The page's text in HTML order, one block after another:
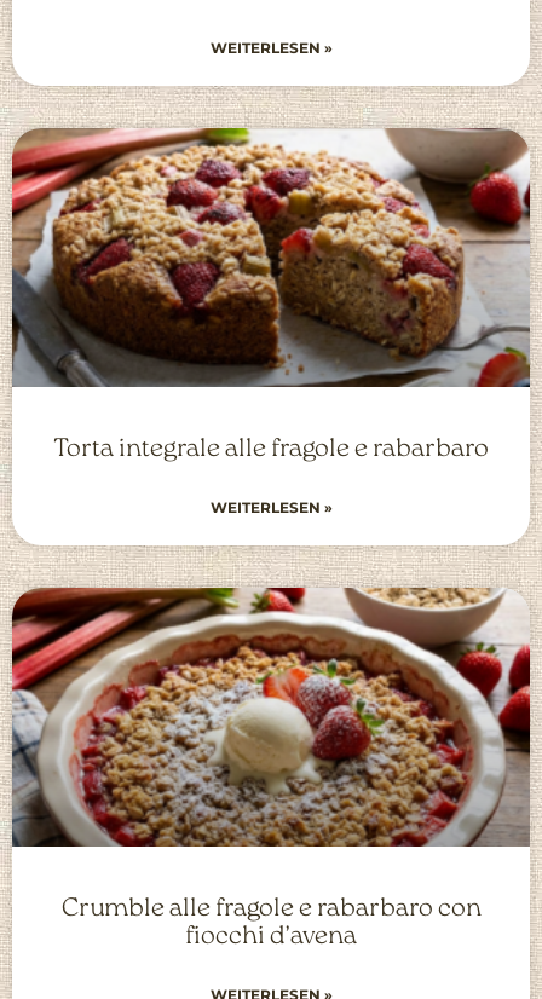
WEITERLESEN »
Torta integrale alle fragole e rabarbaro
WEITERLESEN »
Crumble alle fragole e rabarbaro con
fiocchi d’avena
WEITERLESEN »